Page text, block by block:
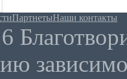
ПартнетыНаши контакты